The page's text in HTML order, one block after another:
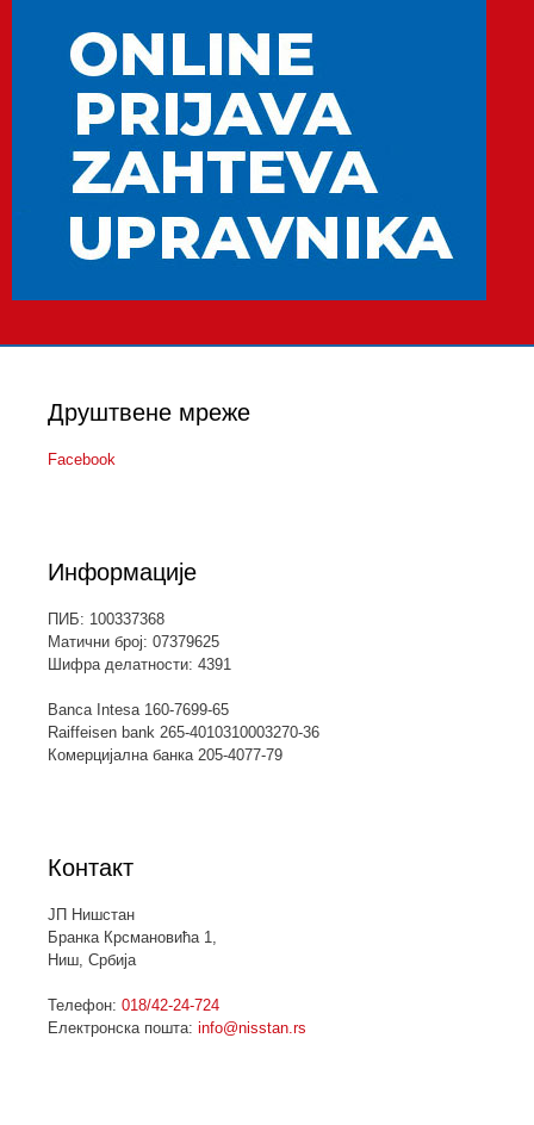
Друштвене мреже
Facebook
Информације
ПИБ: 100337368
Матични број: 07379625
Шифра делатности: 4391
Banca Intesa 160-7699-65
Raiffeisen bank 265-4010310003270-36
Комерцијална банка 205-4077-79
Контакт
ЈП Нишстан
Бранка Крсмановића 1,
Ниш, Србија
Телефон: 018/42-24-724
Електронска пошта: info@nisstan.rs